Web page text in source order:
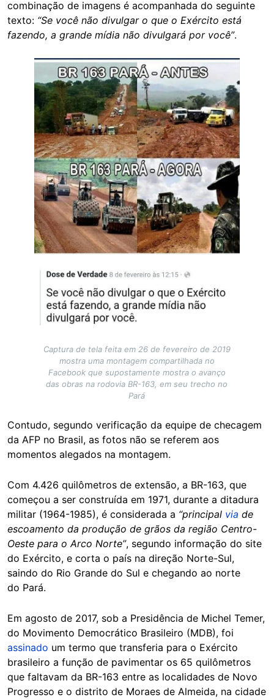
combinação de imagens é acompanhada do seguinte
texto: “Se você não divulgar o que o Exército está
fazendo, a grande mídia não divulgará por você”.
Image
Captura de tela feita em 26 de fevereiro de 2019
mostra uma montagem compartilhada no
Facebook que supostamente mostra o avanço
das obras na rodovia BR-163, em seu trecho no
Pará
Contudo, segundo verificação da equipe de checagem
da AFP no Brasil, as fotos não se referem aos
momentos alegados na montagem.
Com 4.426 quilômetros de extensão, a BR-163, que
começou a ser construída em 1971, durante a ditadura
militar (1964-1985), é considerada a “principal via de
escoamento da produção de grãos da região Centro-
Oeste para o Arco Norte”, segundo informação do site
do Exército, e corta o país na direção Norte-Sul,
saindo do Rio Grande do Sul e chegando ao norte
do Pará.
Em agosto de 2017, sob a Presidência de Michel Temer,
do Movimento Democrático Brasileiro (MDB), foi
assinado um termo que transferia para o Exército
brasileiro a função de pavimentar os 65 quilômetros
que faltavam da BR-163 entre as localidades de Novo
Progresso e o distrito de Moraes de Almeida, na cidade